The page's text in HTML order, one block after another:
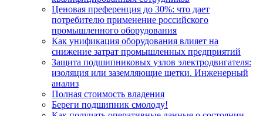
Ценовая преференция до 30%: что дает
потребителю применение российского
промышленного оборудования
Как унификация оборудования влияет на
снижение затрат промышленных предприятий
Защита подшипниковых узлов электродвигателя:
изоляция или заземляющие щетки. Инженерный
анализ
Полная стоимость владения
Береги подшипник смолоду!